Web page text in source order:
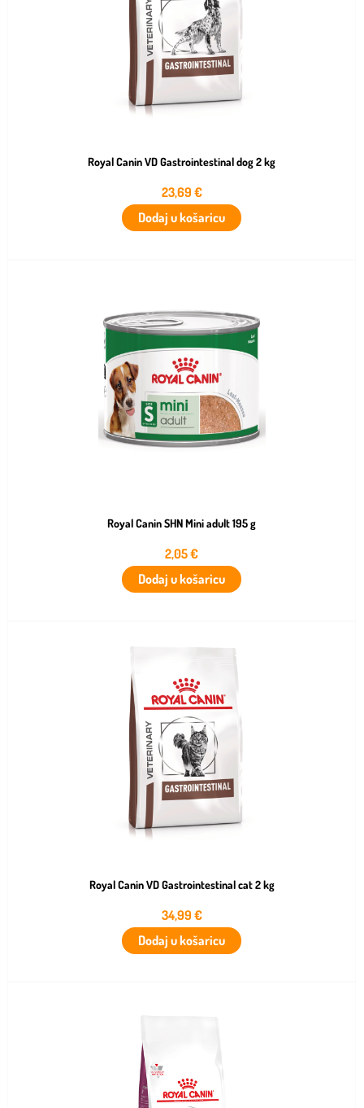
Royal Canin VD Gastrointestinal dog 2 kg
23,69€
Dodaj u košaricu
Royal Canin SHN Mini adult 195 g
2,05€
Dodaj u košaricu
Royal Canin VD Gastrointestinal cat 2 kg
34,99€
Dodaj u košaricu